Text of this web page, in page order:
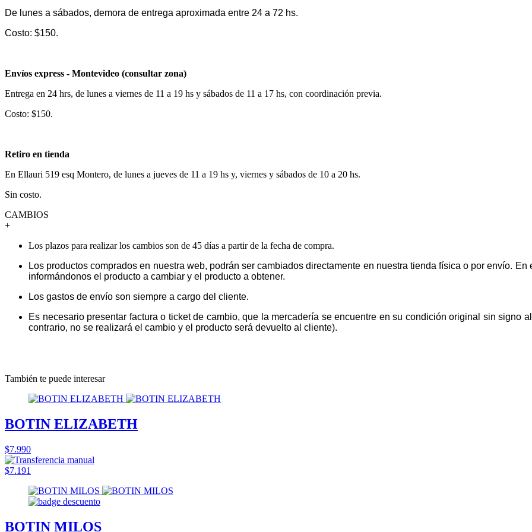
De lunes a sábados, demora de entrega aproximada entre 24 a 72 hs.
Costo: $150.
Envíos express - Montevideo (consultar zona)
Entrega en 24 hrs, de lunes a viernes de 11 a 19 hs y sábados de 11 a 17 hs, con coordinación previa.
Costo: $150.
Retiro en tienda
En Ellauri 519 esq Montero, de lunes a jueves de 11 a 19 hs y, viernes y sábados de 10 a 20 hs.
Sin costo.
CAMBIOS
+
Los plazos para realizar los cambios son de 45 días a partir de la fecha de compra.
Los productos comprados en nuestra web, podrán ser cambiados directamente en nuestra tienda física o por envío.
informándonos el producto a cambiar y el producto a obtener.
Los gastos de envío son siempre a cargo del cliente.
Es necesario presentar factura o ticket de cambio, que la mercadería se encuentre en su condición original sin signo
contrario, no se realizará el cambio y el producto será devuelto al cliente).
También te puede interesar
BOTIN ELIZABETH
$7.990
$7.191
BOTIN MILOS